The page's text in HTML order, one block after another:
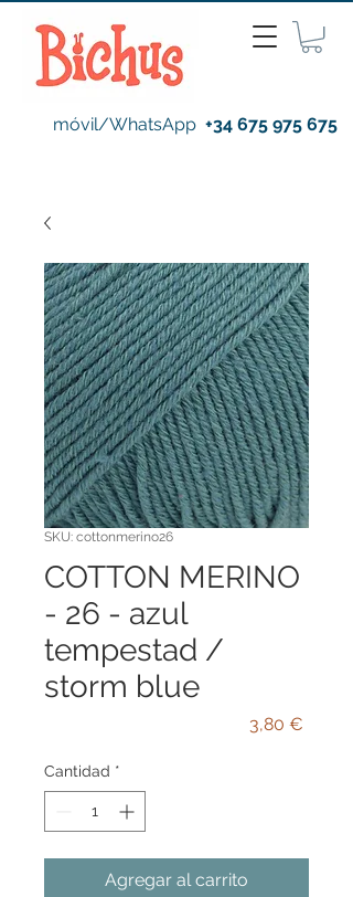
móvil/WhatsApp +34 675 975 675
SKU: cottonmerino26
COTTON MERINO
- 26 - azul
tempestad /
storm blue
3,80 €
Cantidad *
Agregar al carrito